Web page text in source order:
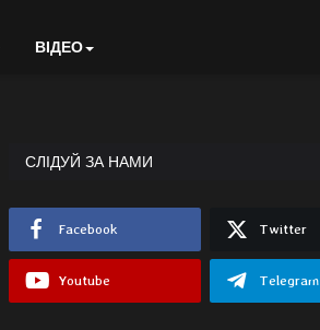
ВІДЕО
СЛІДУЙ ЗА НАМИ
Facebook Twitter
Youtube Telegram